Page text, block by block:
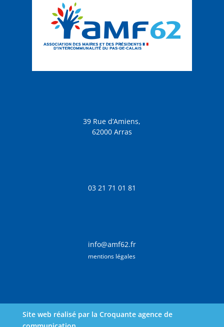
39 Rue d’Amiens,
62000 Arras
03 21 71 01 81
info@amf62.fr
mentions légales
Site web réalisé par la Croquante agence de